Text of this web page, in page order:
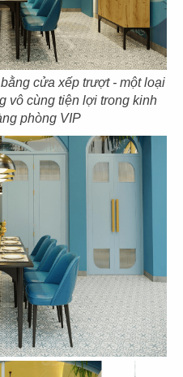
cửa xếp trượt - một loại
vô cùng tiện lợi trong kinh
phòng VIP
60
DÌ MAI
CN VIncom Đồng Khởi
62
CN Nguyễn Thái Học
64
THE STREET